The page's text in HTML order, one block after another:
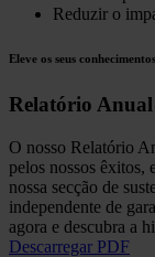
Reduzir o
Eleve os seus conhecimentos
Relatório
O nosso Relatório
pelos nossos êxitos,
nossa secção de
independente de
agora e descubra a
Descarregar PDF